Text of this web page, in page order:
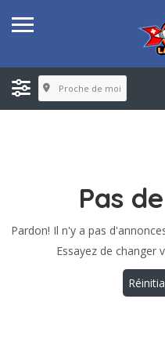
Proche de moi
Pas
Pardon! Il n'y a pas
Essayez de changer